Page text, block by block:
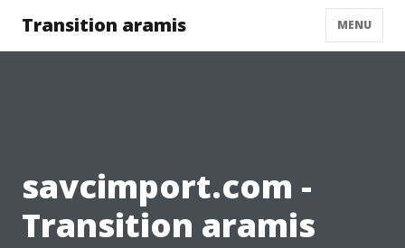
Transition aramis MENU
savcimport.com -
Transition aramis